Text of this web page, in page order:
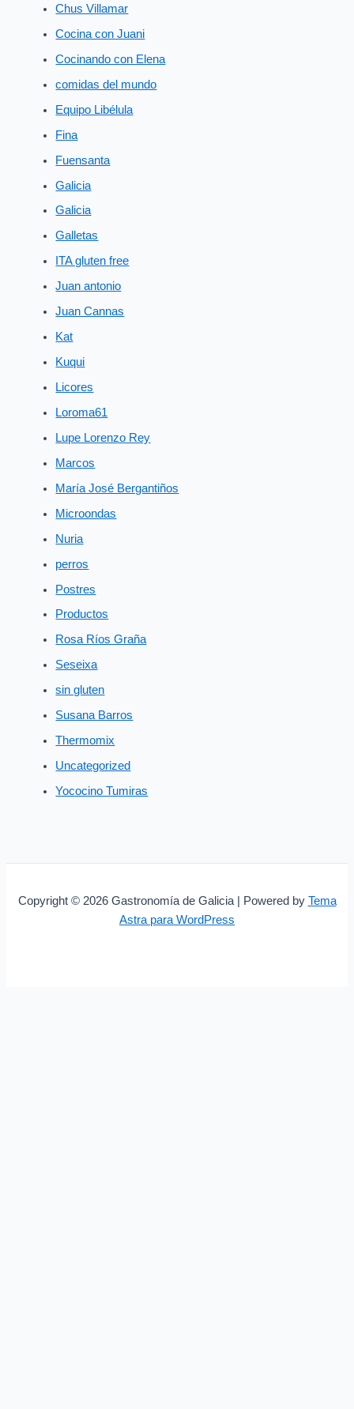
Chus Villamar
Cocina con Juani
Cocinando con Elena
comidas del mundo
Equipo Libélula
Fina
Fuensanta
Galicia
Galicia
Galletas
ITA gluten free
Juan antonio
Juan Cannas
Kat
Kuqui
Licores
Loroma61
Lupe Lorenzo Rey
Marcos
María José Bergantiños
Microondas
Nuria
perros
Postres
Productos
Rosa Ríos Graña
Seseixa
sin gluten
Susana Barros
Thermomix
Uncategorized
Yococino Tumiras
Copyright © 2026 Gastronomía de Galicia | Powered by Tema
Astra para WordPress